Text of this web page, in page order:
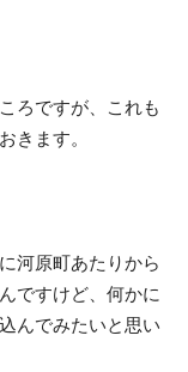
ろですが、これも
きます。
河原町あたりから
ですけど、何かに
んでみたいと思い